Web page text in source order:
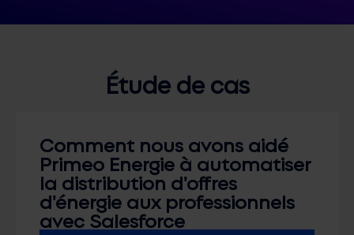
Étude de cas
Comment nous avons aidé
Primeo Energie à automatiser
la distribution d'offres
d'énergie aux professionnels
avec Salesforce